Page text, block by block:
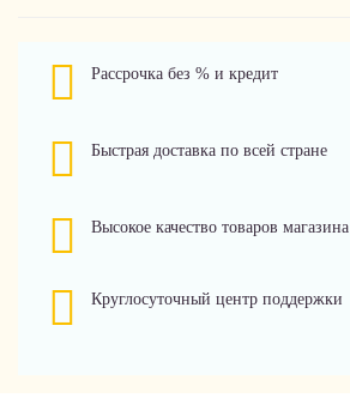
Рассрочка без % и кредит
Быстрая доставка по всей стране
Высокое качество товаров магазина
Круглосуточный центр поддержки